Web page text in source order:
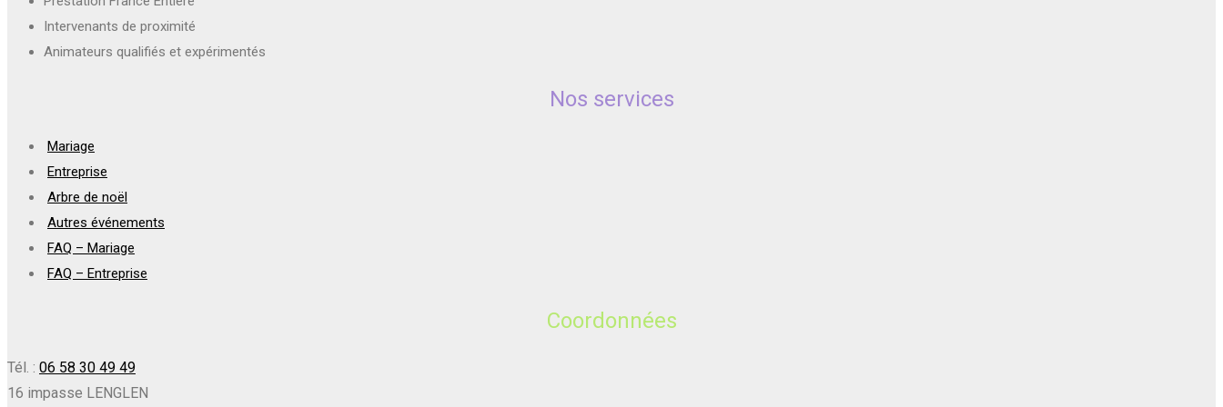
Intervenants de proximité
Animateurs qualifiés et expérimentés
Nos services
Mariage
Entreprise
Arbre de noël
Autres événements
FAQ – Mariage
FAQ – Entreprise
Coordonnées
Tél. : 06 58 30 49 49
16 impasse LENGLEN